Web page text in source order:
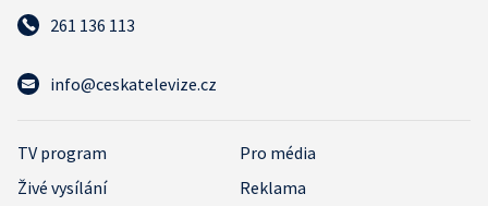
261 136 113
info@ceskatelevize.cz
TV program
Pro média
Živé vysílání
Reklama